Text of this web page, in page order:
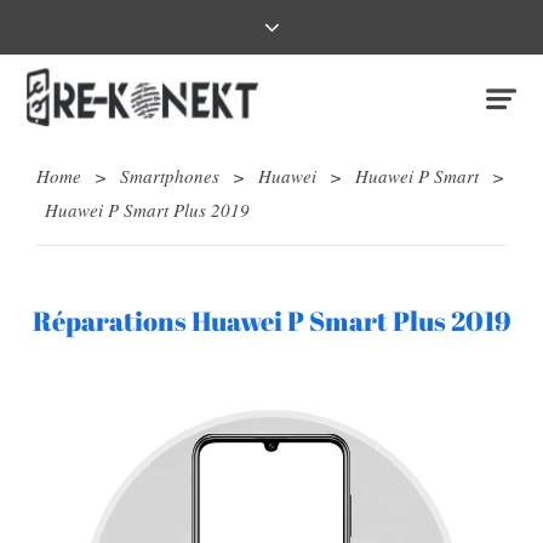
Home > Smartphones > Huawei > Huawei P Smart >
Huawei P Smart Plus 2019
Réparations Huawei P Smart Plus 2019